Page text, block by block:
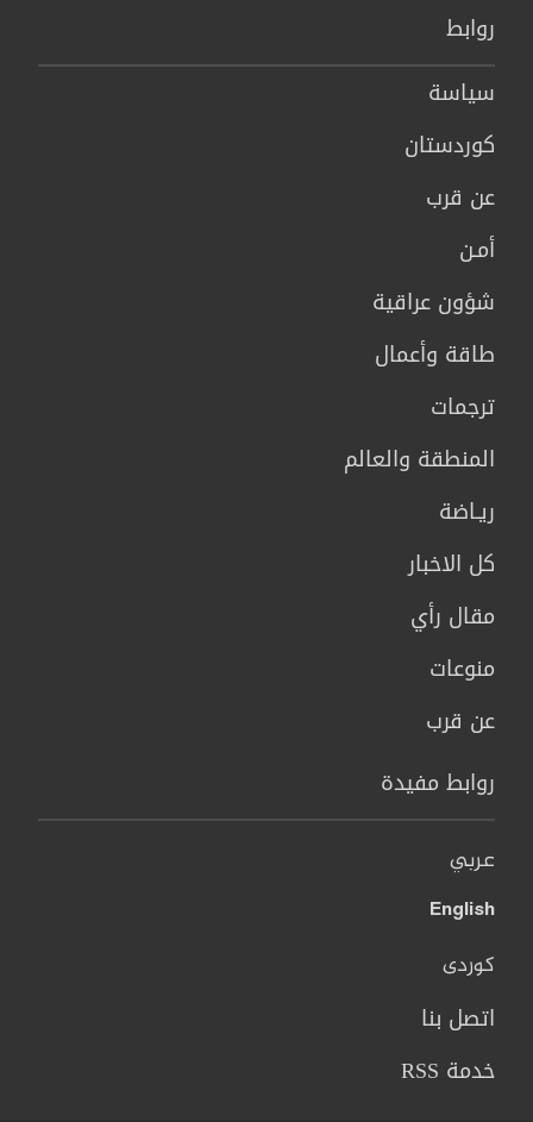
روابط
سیاسة
كوردستان
عن قرب
أمـن
شؤون عراقية
طاقة وأعمال
ترجمات
المنطقة والعالم
ريـاضة
كل الاخبار
مقال رأي
منوعات
عن قرب
روابط مفيدة
عربي
English
کوردی
اتصل بنا
خدمة RSS